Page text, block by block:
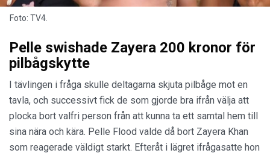
Foto: TV4.
Pelle swishade Zayera 200 kronor för
pilbågskytte
I tävlingen i fråga skulle deltagarna skjuta pilbåge mot en
tavla, och successivt fick de som gjorde bra ifrån välja att
plocka bort valfri person från att kunna ta ett samtal hem till
sina nära och kära. Pelle Flood valde då bort Zayera Khan
som reagerade väldigt starkt. Efteråt i lägret ifrågasatte hon